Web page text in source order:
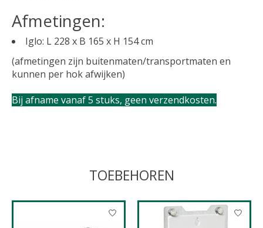
Afmetingen:
Iglo: L 228 x B 165 x H 154 cm
(afmetingen zijn buitenmaten/transportmaten en
kunnen per hok afwijken)
Bij afname vanaf 5 stuks, geen verzendkosten.
TOEBEHOREN
Items van productcarrousel